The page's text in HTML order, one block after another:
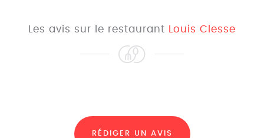
Les avis sur le restaurant Louis Clesse
RÉDIGER UN AVIS